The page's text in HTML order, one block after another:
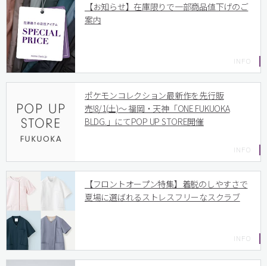
【お知らせ】在庫限りで一部商品値下げのご
案内
ポケモンコレクション最新作を先行販
売!8/1(土)〜 福岡・天神「ONE FUKUOKA
BLDG.」にてPOP UP STORE開催
【フロントオープン特集】着脱のしやすさで
夏場に選ばれるストレスフリーなスクラブ